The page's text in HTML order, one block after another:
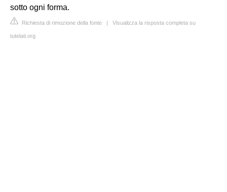
sotto ogni forma.
Richiesta di rimozione della fonte | Visualizza la risposta completa su
tutelati.org